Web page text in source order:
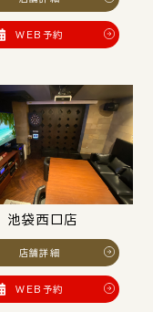
WEB予約
池袋西口店
店舗詳細
WEB予約